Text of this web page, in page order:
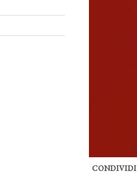
CONDIVIDI